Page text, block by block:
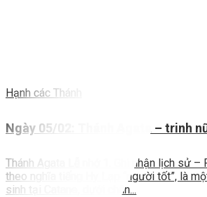
Hạnh các Thánh
Ngày 05/02: Thánh Agata – trinh
Thánh Agata Lễ nhớ 1. Ghi nhận lịch sử –
theo nghĩa tiếng Hy Lạp “người tốt”, là
sinh tại Catane, dưới chân...